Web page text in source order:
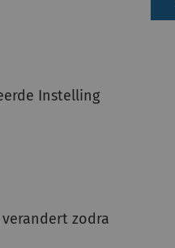
Instelling
zodra